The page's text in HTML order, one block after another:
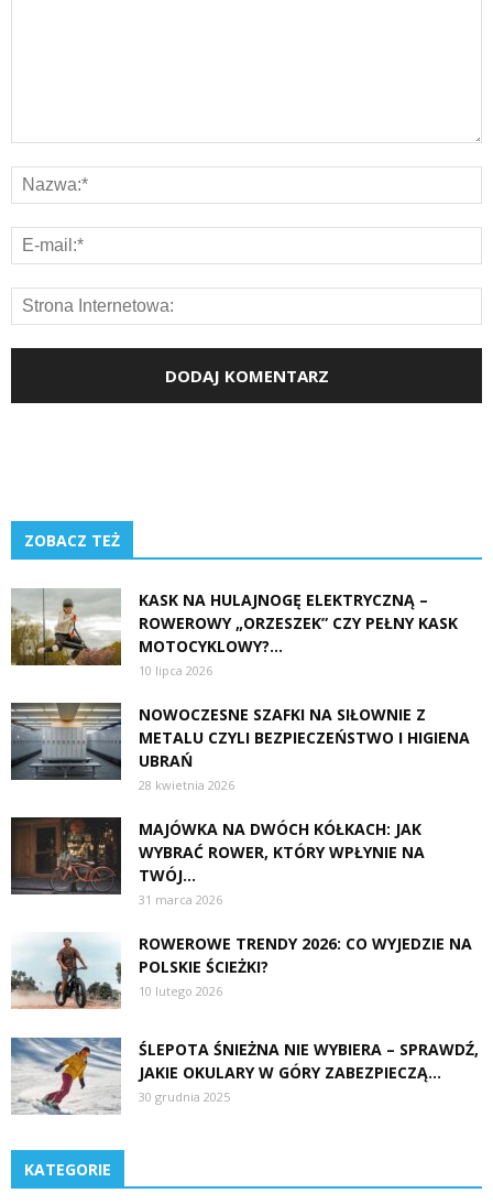
ZOBACZ TEŻ
KASK NA HULAJNOGĘ ELEKTRYCZNĄ –
ROWEROWY „ORZESZEK” CZY PEŁNY KASK
MOTOCYKLOWY?...
10 lipca 2026
NOWOCZESNE SZAFKI NA SIŁOWNIE Z
METALU CZYLI BEZPIECZEŃSTWO I HIGIENA
UBRAŃ
28 kwietnia 2026
MAJÓWKA NA DWÓCH KÓŁKACH: JAK
WYBRAĆ ROWER, KTÓRY WPŁYNIE NA
TWÓJ...
31 marca 2026
ROWEROWE TRENDY 2026: CO WYJEDZIE NA
POLSKIE ŚCIEŻKI?
10 lutego 2026
ŚLEPOTA ŚNIEŻNA NIE WYBIERA – SPRAWDŹ,
JAKIE OKULARY W GÓRY ZABEZPIECZĄ...
30 grudnia 2025
KATEGORIE